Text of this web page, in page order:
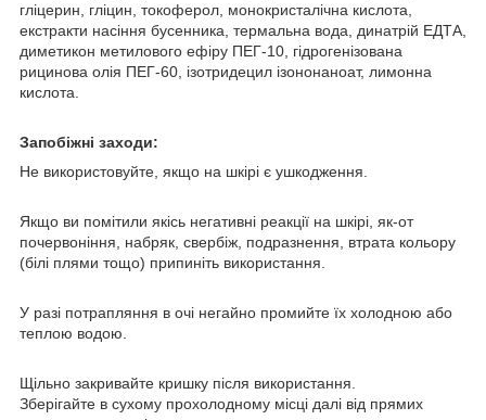
гліцерин, гліцин, токоферол, монокристалічна кислота,
екстракти насіння бусенника, термальна вода, динатрій ЕДТА,
диметикон метилового ефіру ПЕГ-10, гідрогенізована
рицинова олія ПЕГ-60, ізотридецил ізононаноат, лимонна
кислота.
Запобіжні заходи:
Не використовуйте, якщо на шкірі є ушкодження.
Якщо ви помітили якісь негативні реакції на шкірі, як-от
почервоніння, набряк, свербіж, подразнення, втрата кольору
(білі плями тощо) припиніть використання.
У разі потрапляння в очі негайно промийте їх холодною або
теплою водою.
Щільно закривайте кришку після використання.
Зберігайте в сухому прохолодному місці далі від прямих